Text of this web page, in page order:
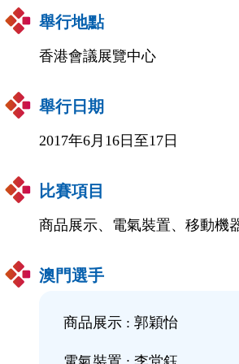
舉行地點
香港會議展覽中心
舉行日期
2017年6月16日至17日
比賽項目
商品展示、電氣裝置、移動機
澳門選手
商品展示 : 郭穎怡